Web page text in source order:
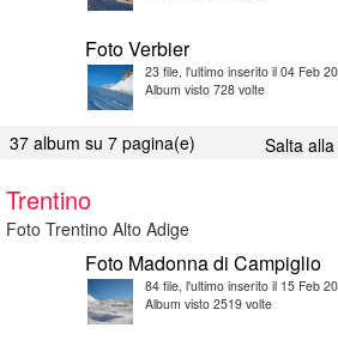
Foto Verbier
23 file, l'ultimo inserito il 04 Feb
Album visto 728 volte
37 album su 7 pagina(e) Salta
Trentino
Foto Trentino Alto Adige
Foto Madonna di Campiglio
84 file, l'ultimo inserito il 15 Feb
Album visto 2519 volte